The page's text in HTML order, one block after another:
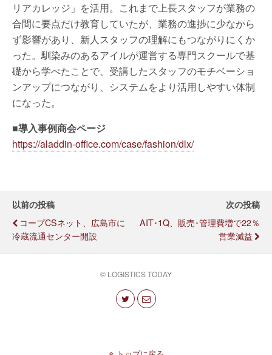
リアカレッジ」を活用。これまで上長スタッフが業務の
合間に要点だけ教育していたが、業務の進捗に少なから
ず影響があり、新人スタッフの理解にもつながりにくか
った。馴染みのあるアイルが運営する専門スクールで基
礎から学べたことで、受講したスタッフのモチベーショ
ンアップにつながり、システムをより活用しやすい体制
になった。
■導入事例商会ページ
https://aladdin-office.com/case/fashion/dlx/
以前の投稿
コープCSネット、広島市に
冷蔵流通センター開設
次の投稿
AIT･1Q、販売･管理費増で22％
営業減益
© LOGISTICS TODAY